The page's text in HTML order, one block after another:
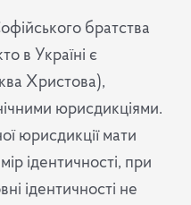
братства
в Україні є
Христова),
юрисдикціями.
юрисдикції мати
ідентичності, при
ідентичності не